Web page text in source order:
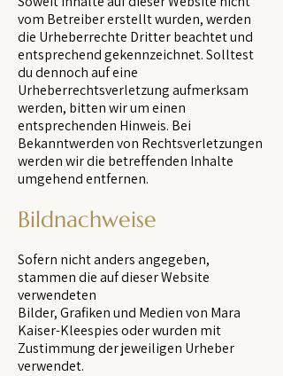
vom Betreiber erstellt wurden, werden
die Urheberrechte Dritter beachtet und
entsprechend gekennzeichnet. Solltest
du dennoch auf eine
Urheberrechtsverletzung aufmerksam
werden, bitten wir um einen
entsprechenden Hinweis. Bei
Bekanntwerden von Rechtsverletzungen
werden wir die betreffenden Inhalte
umgehend entfernen.
Bildnachweise
Sofern nicht anders angegeben,
stammen die auf dieser Website
verwendeten
Bilder, Grafiken und Medien von Mara
Kaiser-Kleespies oder wurden mit
Zustimmung der jeweiligen Urheber
verwendet.